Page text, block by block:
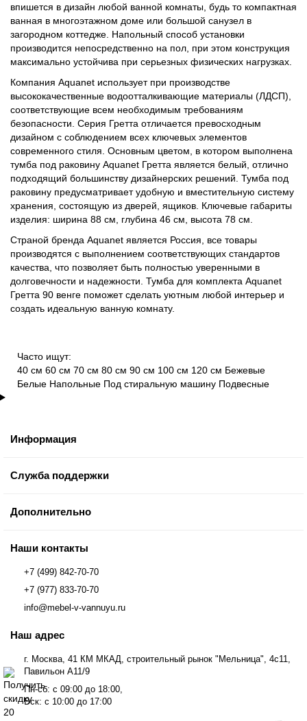
впишется в дизайн любой ванной комнаты, будь то компактная
ванная в многоэтажном доме или большой санузел в
загородном коттедже. Напольный способ установки
производится непосредственно на пол, при этом конструкция
максимально устойчива при серьезных физических нагрузках.
Компания Aquanet использует при производстве
высококачественные водоотталкивающие материалы (ЛДСП),
соответствующие всем необходимым требованиям
безопасности. Серия Гретта отличается превосходным
дизайном с соблюдением всех ключевых элементов
современного стиля. Основным цветом, в котором выполнена
тумба под раковину Aquanet Гретта является белый, отлично
подходящий большинству дизайнерских решений. Тумба под
раковину предусматривает удобную и вместительную систему
хранения, состоящую из дверей, ящиков. Ключевые габариты
изделия: ширина 88 см, глубина 46 см, высота 78 см.
Страной бренда Aquanet является Россия, все товары
производятся с выполнением соответствующих стандартов
качества, что позволяет быть полностью уверенными в
долговечности и надежности. Тумба для комплекта Aquanet
Гретта 90 венге поможет сделать уютным любой интерьер и
создать идеальную ванную комнату.
Часто ищут:
40 см 60 см 70 см 80 см 90 см 100 см 120 см Бежевые
Белые Напольные Под стиральную машину Подвесные
Информация
Служба поддержки
Дополнительно
Наши контакты
+7 (499) 842-70-70
+7 (977) 833-70-70
info@mebel-v-vannuyu.ru
Наш адрес
г. Москва, 41 КМ МКАД, строительный рынок "Мельница", 4с11,
Павильон А11/9
Пн-сб: с 09:00 до 18:00,
Вск: с 10:00 до 17:00